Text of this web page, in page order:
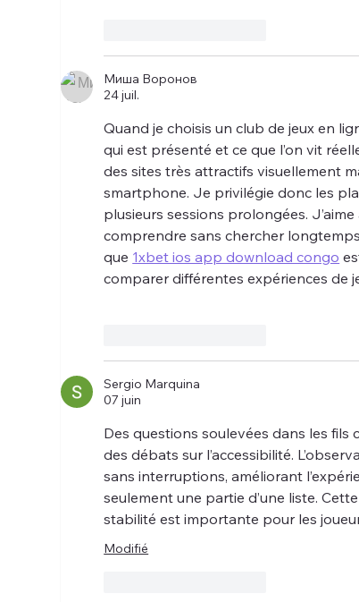
Миша Воронов
24 juil.
Quand je choisis un club de jeux en
qui est présenté et ce que l’on vit
des sites très attractifs visuellement
smartphone. Je privilégie donc les
plusieurs sessions prolongées.
comprendre sans chercher
que 1xbet ios app download congo
comparer différentes expériences de
Sergio Marquina
07 juin
Des questions soulevées dans les
des débats sur l’accessibilité.
sans interruptions, améliorant
seulement une partie d’une liste.
stabilité est importante pour les
Modifié